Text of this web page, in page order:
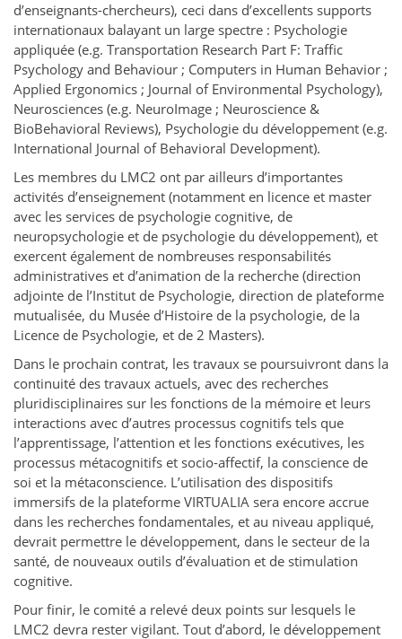
d’enseignants-chercheurs), ceci dans d’excellents supports
internationaux balayant un large spectre : Psychologie
appliquée (e.g. Transportation Research Part F: Traffic
Psychology and Behaviour ; Computers in Human Behavior ;
Applied Ergonomics ; Journal of Environmental Psychology),
Neurosciences (e.g. NeuroImage ; Neuroscience &
BioBehavioral Reviews), Psychologie du développement (e.g.
International Journal of Behavioral Development).
Les membres du LMC2 ont par ailleurs d’importantes
activités d’enseignement (notamment en licence et master
avec les services de psychologie cognitive, de
neuropsychologie et de psychologie du développement), et
exercent également de nombreuses responsabilités
administratives et d’animation de la recherche (direction
adjointe de l’Institut de Psychologie, direction de plateforme
mutualisée, du Musée d’Histoire de la psychologie, de la
Licence de Psychologie, et de 2 Masters).
Dans le prochain contrat, les travaux se poursuivront dans la
continuité des travaux actuels, avec des recherches
pluridisciplinaires sur les fonctions de la mémoire et leurs
interactions avec d’autres processus cognitifs tels que
l’apprentissage, l’attention et les fonctions exécutives, les
processus métacognitifs et socio-affectif, la conscience de
soi et la métaconscience. L’utilisation des dispositifs
immersifs de la plateforme VIRTUALIA sera encore accrue
dans les recherches fondamentales, et au niveau appliqué,
devrait permettre le développement, dans le secteur de la
santé, de nouveaux outils d’évaluation et de stimulation
cognitive.
Pour finir, le comité a relevé deux points sur lesquels le
LMC2 devra rester vigilant. Tout d’abord, le développement